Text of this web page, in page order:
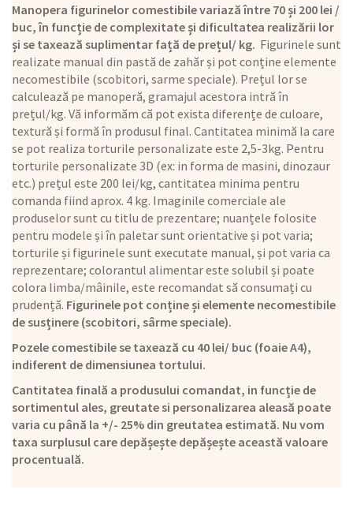
Manopera figurinelor comestibile variază între 70 și 200 lei /
buc, în funcție de complexitate și dificultatea realizării lor
și se taxează suplimentar față de prețul/ kg. Figurinele sunt
realizate manual din pastă de zahăr și pot conține elemente
necomestibile (scobitori, sarme speciale). Prețul lor se
calculează pe manoperă, gramajul acestora intră în
prețul/kg. Vă informăm că pot exista diferențe de culoare,
textură și formă în produsul final. Cantitatea minimă la care
se pot realiza torturile personalizate este 2,5-3kg. Pentru
torturile personalizate 3D (ex: in forma de masini, dinozaur
etc.) prețul este 200 lei/kg, cantitatea minima pentru
comanda fiind aprox. 4 kg. Imaginile comerciale ale
produselor sunt cu titlu de prezentare; nuanțele folosite
pentru modele și în paletar sunt orientative și pot varia;
torturile și figurinele sunt executate manual, și pot varia ca
reprezentare; colorantul alimentar este solubil și poate
colora limba/mâinile, este recomandat să consumați cu
prudență. Figurinele pot conține și elemente necomestibile
de susținere (scobitori, sârme speciale).
Pozele comestibile se taxează cu 40 lei/ buc (foaie A4),
indiferent de dimensiunea tortului.
Cantitatea finală a produsului comandat, in funcție de
sortimentul ales, greutate si personalizarea aleasă poate
varia cu până la +/- 25% din greutatea estimată. Nu vom
taxa surplusul care depășește depășește această valoare
procentuală.